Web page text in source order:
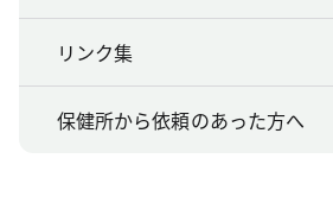
リンク集
保健所から依頼のあった方へ